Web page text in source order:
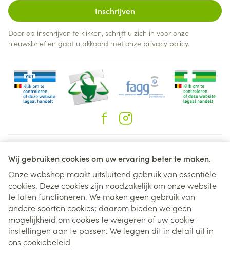
Wij gebruiken cookies om uw ervaring beter te maken.
Onze webshop maakt uitsluitend gebruik van essentiële
cookies. Deze cookies zijn noodzakelijk om onze website
te laten functioneren. We maken geen gebruik van
andere soorten cookies; daarom bieden we geen
mogelijkheid om cookies te weigeren of uw cookie-
instellingen aan te passen. We leggen dit in detail uit in
ons cookiebeleid
Inschrijven
Door op inschrijven te klikken, schrijft u zich in voor onze
nieuwsbrief en gaat u akkoord met onze privacy policy.
Juridische links